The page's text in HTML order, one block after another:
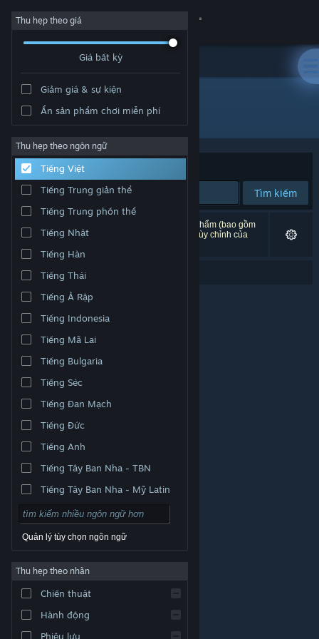
Đăng nhập
Cộng đồng
Thông tin
Hỗ trợ
Thay đổi ngôn ngữ
Cài ứng dụng Steam di động
Xem web cho desktop
thương hiệu là tài sản của chủ sở hữu tương ứng tại
Pháp lý
Hỗ trợ tiếp cận
ký Steam
|Hoàn tiền|
Thu hẹp theo giá
Giá bất kỳ
Giảm giá & sự kiện
Ẩn sản phẩm chơi miễn phí
Thu hẹp theo ngôn ngữ
Tiếng Việt
Tiếng Trung giản thể
Tiếng Trung phồn thể
Tiếng Nhật
Tiếng Hàn
Tiếng Thái
Tiếng Ả Rập
Tiếng Indonesia
Tiếng Mã Lai
Tiếng Bulgaria
Tiếng Séc
Tiếng Đan Mạch
Tiếng Đức
Tiếng Anh
Tiếng Tây Ban Nha - TBN
Tiếng Tây Ban Nha - Mỹ Latin
Quản lý tùy chọn ngôn ngữ
Thu hẹp theo nhãn
Chiến thuật
Hành động
Phiêu lưu
"The Vagabond Emperor"
Xếp theo Độ liên quan
Tìm kiếm
0 kết quả phù hợp tìm kiếm của bạn. 2 tựa sản phẩm (bao gồm
The Vagabond Emperor
) đã bị loại trừ dựa trên tùy chỉnh của
Ý bạn là "them vagabond emperor